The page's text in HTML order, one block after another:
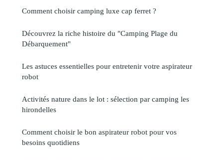
Comment choisir camping luxe cap ferret ?
Découvrez la riche histoire du "Camping Plage du
Débarquement"
Les astuces essentielles pour entretenir votre aspirateur
robot
Activités nature dans le lot : sélection par camping les
hirondelles
Comment choisir le bon aspirateur robot pour vos
besoins quotidiens